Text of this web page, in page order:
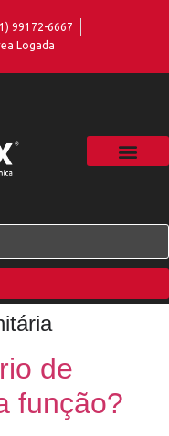
99172-6667
Logada
de
função?